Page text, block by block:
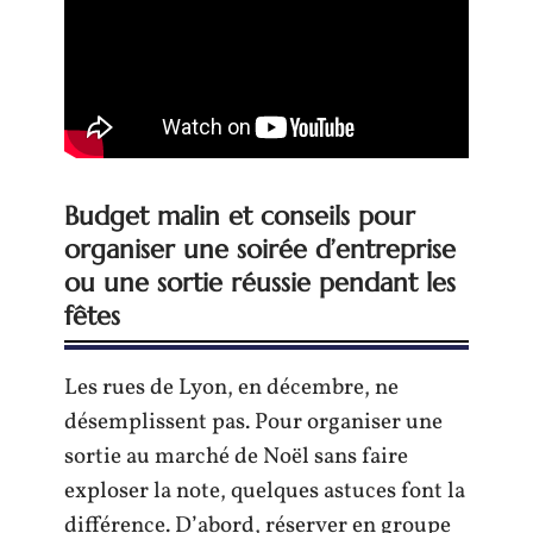
Budget malin et conseils pour
organiser une soirée d’entreprise
ou une sortie réussie pendant les
fêtes
Les rues de Lyon, en décembre, ne
désemplissent pas. Pour organiser une
sortie au marché de Noël sans faire
exploser la note, quelques astuces font la
différence. D’abord, réserver en groupe